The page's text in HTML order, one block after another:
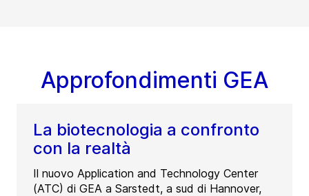
Approfondimenti GEA
La biotecnologia a confronto
con la realtà
Il nuovo Application and Technology Center
(ATC) di GEA a Sarstedt, a sud di Hannover,